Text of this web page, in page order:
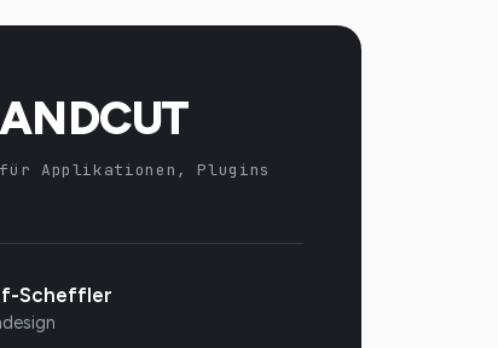
für Applikationen, Plugins
Scheffler